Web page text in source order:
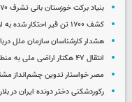
بنیاد برکت خوزستان بانی تشرف ۳۷۰ نفر به راهپیمایی اربعین حسینی
کشف ۱۷۰۰ تن قیر احتکار شده به ارزش ۱.۷ هزار میلیارد تومان در هرمزگان
هشدار کارشناسان سازمان ملل
انتقال ۴۷ هکتار اراضی ملی به منطقه آزاد اردبیل -بیله‌سوار
مصر خواستار تدوین چشم‌انداز
رکوردشکنی دختر دونده ایران در